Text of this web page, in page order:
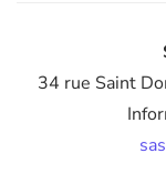
34 rue Saint